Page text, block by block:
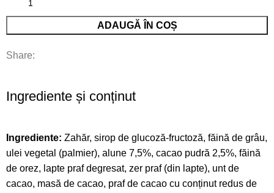
ADAUGĂ ÎN COȘ
Share:
Ingrediente și conținut
Ingrediente: Zahăr, sirop de glucoză-fructoză, făină de grâu,
ulei vegetal (palmier), alune 7,5%, cacao pudră 2,5%, făină
de orez, lapte praf degresat, zer praf (din lapte), unt de
cacao, masă de cacao, praf de cacao cu conținut redus de